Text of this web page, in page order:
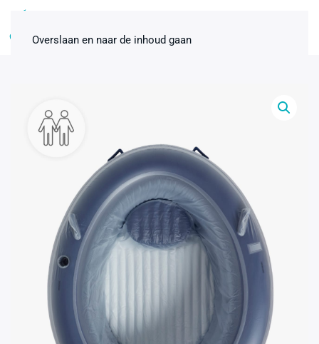
Birth Pool in Box warmte
afdekhoes - 1-persoons / Mini
ADD
Overslaan en naar de inhoud gaan